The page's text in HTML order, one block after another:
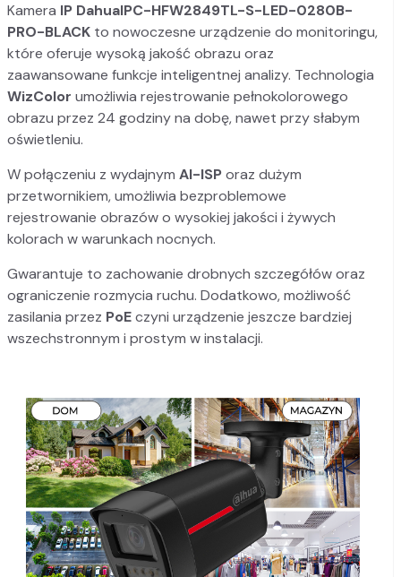
Kamera IP DahuaIPC-HFW2849TL-S-LED-0280B-
PRO-BLACK to nowoczesne urządzenie do monitoringu,
które oferuje wysoką jakość obrazu oraz
zaawansowane funkcje inteligentnej analizy. Technologia
WizColor umożliwia rejestrowanie pełnokolorowego
obrazu przez 24 godziny na dobę, nawet przy słabym
oświetleniu.
W połączeniu z wydajnym AI-ISPoraz dużym
przetwornikiem, umożliwia bezproblemowe
rejestrowanie obrazów o wysokiej jakości i żywych
kolorach w warunkach nocnych.
Gwarantuje to zachowanie drobnych szczegółów oraz
ograniczenie rozmycia ruchu. Dodatkowo, możliwość
zasilania przez PoEczyni urządzenie jeszcze bardziej
wszechstronnym i prostym w instalacji.